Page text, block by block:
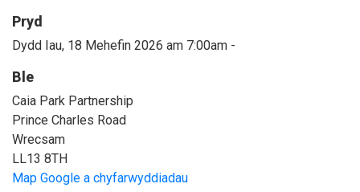
Pryd
Dydd Iau, 18 Mehefin 2026 am 7:00am -
Ble
Caia Park Partnership
Prince Charles Road
Wrecsam
LL13 8TH
Map Google a chyfarwyddiadau